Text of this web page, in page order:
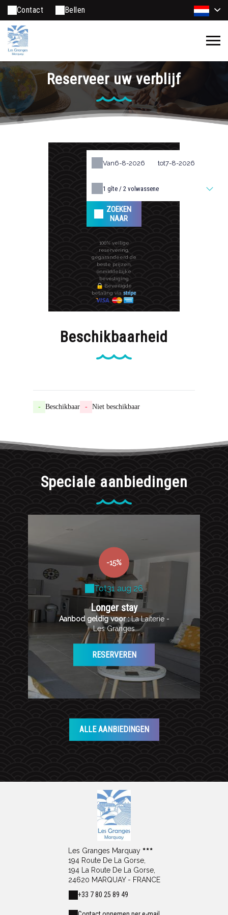
Contact Bellen
Reserveer uw verblijf
Van tot
1 gîte / 2 volwassene
ZOEKEN
NAAR
100% veilige
reservering,
gegarandeerd de
beste prijzen,
onmiddellijke
bevestiging
Beveiligde
betaling via
Beschikbaarheid
- Beschikbaar - Niet beschikbaar
Speciale aanbiedingen
-15%
Tot31 aug 26
Longer stay
Aanbod geldig voor :La Laiterie -
Les Granges
RESERVEREN
ALLE AANBIEDINGEN
Les Granges Marquay
194 Route De La Gorse,
194 La Route De La Gorse,
24620 MARQUAY - FRANCE
+33 7 80 25 89 49